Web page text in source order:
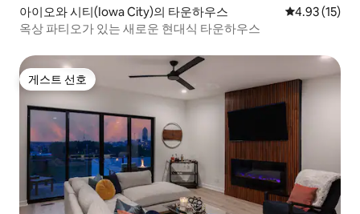
아이오와 시티(Iowa City)의 타운하우스 평점 4.93점
4.93 (15)
옥상 파티오가 있는 새로운 현대식 타운하우스
게스트 선호
게스트 선호